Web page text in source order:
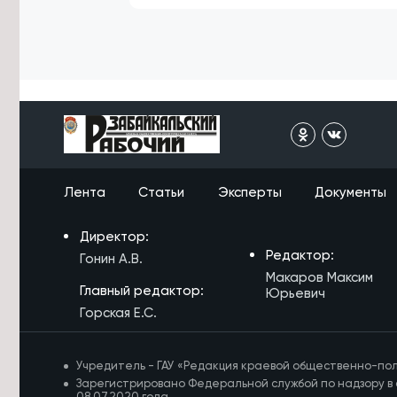
началу отопительного сезона
Лента Статьи Эксперты Документы
Директор:
Гонин А.В.
Главный редактор:
Горская Е.С.
Редактор:
Макаров Максим
Юрьевич
Учредитель - ГАУ «Редакция краевой общественно-
Зарегистрировано Федеральной службой по надзору